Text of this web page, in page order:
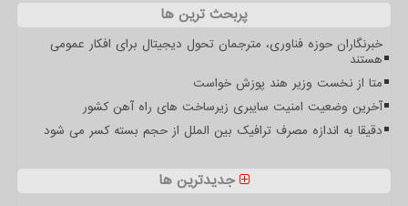
پربحث ترین ها
خبرنگاران حوزه فناوری، مترجمان تحول دیجیتال برای افکار عمومی
هستند
متا از نخست وزیر هند پوزش خواست
آخرین وضعیت امنیت سایبری زیرساخت های راه آهن کشور
دقیقا به اندازه مصرف ترافیک بین الملل از حجم بسته کسر می شود
جدیدترین ها